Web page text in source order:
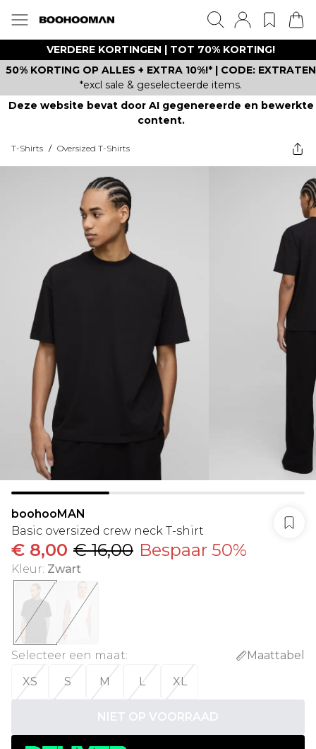
VERDERE KORTINGEN | TOT 70% KORTING!
50% KORTING OP ALLES + EXTRA 10%!* | CODE: EXTRATEN
*excl sale & geselecteerde items.
Deze website bevat door AI gegenereerde en bewerkte
content.
T-Shirts / Oversized T-Shirts
boohooMAN
Basic oversized crew neck T-shirt
€ 8,00 € 16,00 Bespaar 50%
Kleur: Zwart
Selecteer een maat:
Maattabel
XS
S M L XL
NIET OP VOORRAAD